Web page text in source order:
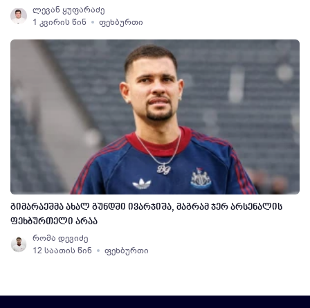
ლევან ყუფარაძე
1 კვირის წინ
ფეხბურთი
გიმარაეშმა ახალ გუნდში ივარჯიშა, მაგრამ ჯერ არსენალის
ფეხბურთელი არაა
რომა დევიძე
12 საათის წინ
ფეხბურთი